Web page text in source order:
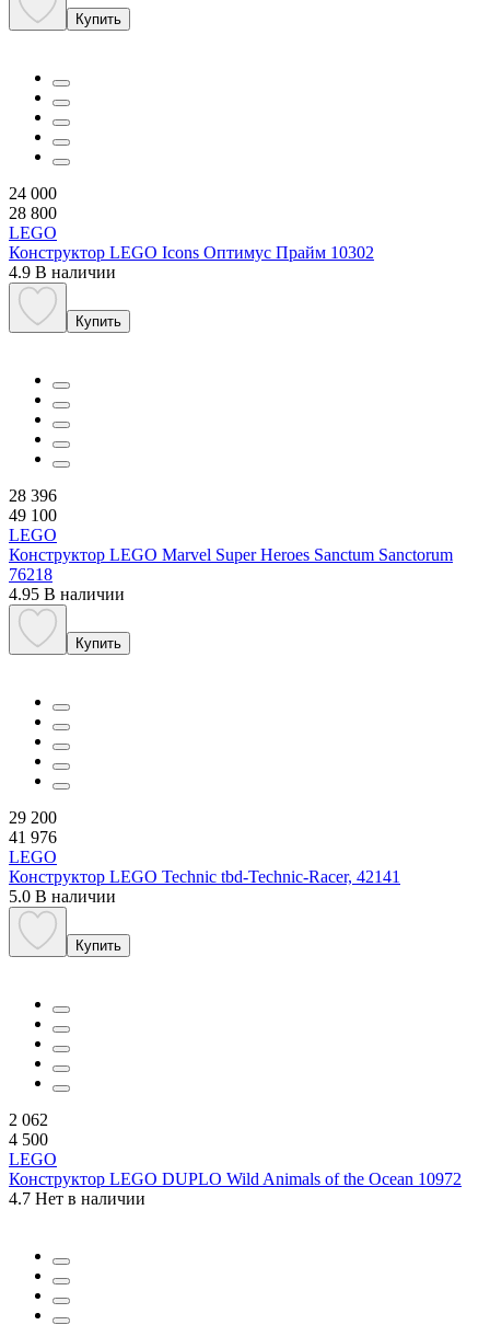
Купить
24 000
28 800
LEGO
Конструктор LEGO Icons Оптимус Прайм 10302
4.9 В наличии
Купить
28 396
49 100
LEGO
Конструктор LEGO Marvel Super Heroes Sanctum Sanctorum
76218
4.95 В наличии
Купить
29 200
41 976
LEGO
Конструктор LEGO Technic tbd-Technic-Racer, 42141
5.0 В наличии
Купить
2 062
4 500
LEGO
Конструктор LEGO DUPLO Wild Animals of the Ocean 10972
4.7 Нет в наличии